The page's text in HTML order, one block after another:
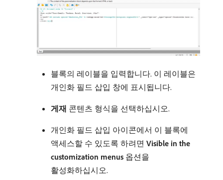
블록의 레이블을 입력합니다. 이 레이블은
개인화 필드 삽입 창에 표시됩니다.
게재 콘텐츠 형식을 선택하십시오.
개인화 필드 삽입 아이콘에서 이 블록에
액세스할 수 있도록 하려면 Visible in the
customization menus 옵션을
활성화하십시오.